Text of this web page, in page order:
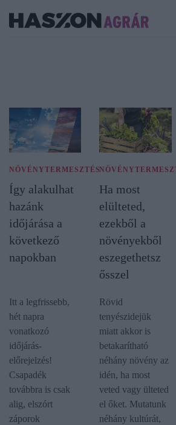
NÖVÉNYTERMESZTÉS
Így alakulhat
hazánk
időjárása a
következő
napokban
Itt a legfrissebb,
hét napra
vonatkozó
időjárás-
előrejelzés!
Csapadék
továbbra is csak
alig, elszórt
záporok
Ha most
elülteted,
ezekből a
növényekből
eszegethetsz
ősszel
Rövid
tenyészidejük
miatt akkor is
betakarítható
néhány növény az
idén, ha most
veted vagy ülteted
el őket. Mutatunk
néhány kultúrát,